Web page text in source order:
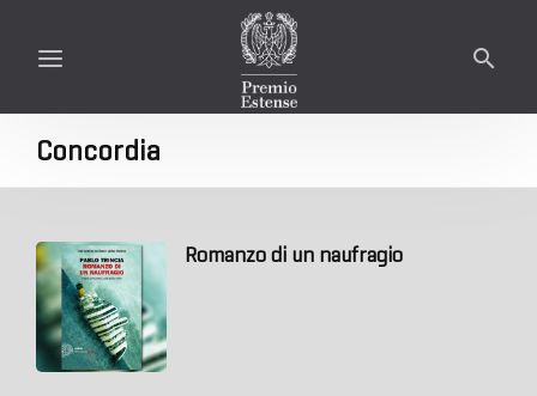
Concordia
Romanzo di un naufragio